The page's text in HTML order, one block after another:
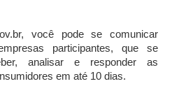
você pode se comunicar
participantes, que se
analisar e responder as
em até 10 dias.